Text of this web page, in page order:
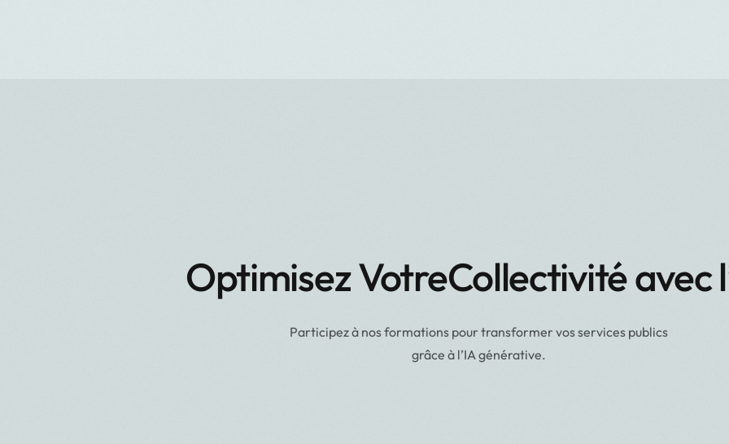
Optimisez VotreCollectivité avec
Participez à nos formations pour transformer vos services publics
grâce à l’IA générative.